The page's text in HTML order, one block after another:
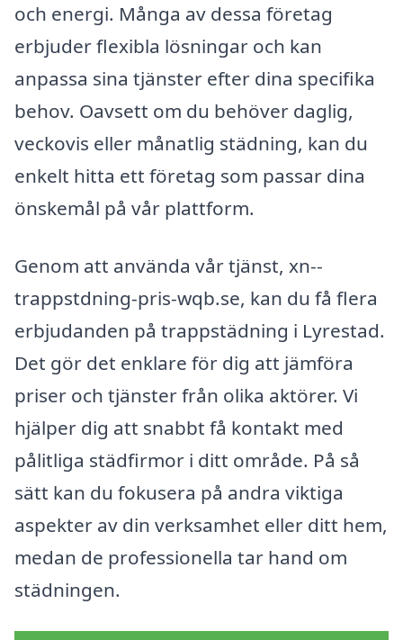
och energi. Många av dessa företag
erbjuder flexibla lösningar och kan
anpassa sina tjänster efter dina specifika
behov. Oavsett om du behöver daglig,
veckovis eller månatlig städning, kan du
enkelt hitta ett företag som passar dina
önskemål på vår plattform.
Genom att använda vår tjänst, xn--
trappstdning-pris-wqb.se, kan du få flera
erbjudanden på trappstädning i Lyrestad.
Det gör det enklare för dig att jämföra
priser och tjänster från olika aktörer. Vi
hjälper dig att snabbt få kontakt med
pålitliga städfirmor i ditt område. På så
sätt kan du fokusera på andra viktiga
aspekter av din verksamhet eller ditt hem,
medan de professionella tar hand om
städningen.